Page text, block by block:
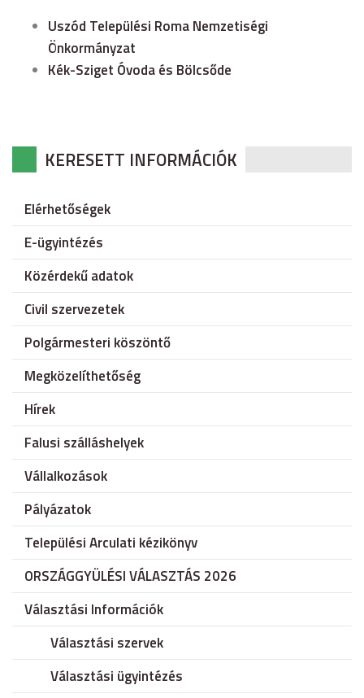
Uszód Települési Roma Nemzetiségi
Önkormányzat
Kék-Sziget Óvoda és Bölcsőde
KERESETT INFORMÁCIÓK
Elérhetőségek
E-ügyintézés
Közérdekű adatok
Civil szervezetek
Polgármesteri köszöntő
Megközelíthetőség
Hírek
Falusi szálláshelyek
Vállalkozások
Pályázatok
Települési Arculati kézikönyv
ORSZÁGGYÜLÉSI VÁLASZTÁS 2026
Választási Információk
Választási szervek
Választási ügyintézés